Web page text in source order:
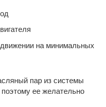
на минимальных
пар из системы
ее желательно